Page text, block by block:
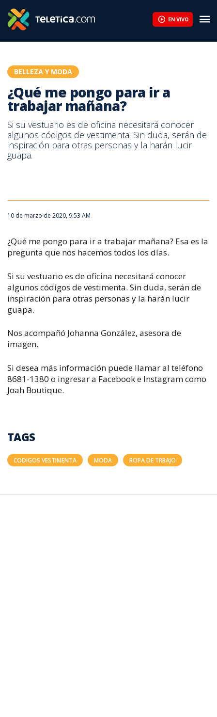
EN VIVO
BELLEZA Y MODA
¿Qué me pongo para ir a
trabajar mañana?
Si su vestuario es de oficina necesitará conocer
algunos códigos de vestimenta. Sin duda, serán de
inspiración para otras personas y la harán lucir
guapa.
10 de marzo de 2020, 9:53 AM
¿Qué me pongo para ir a trabajar mañana? Esa es la
pregunta que nos hacemos todos los días.
Si su vestuario es de oficina necesitará conocer
algunos códigos de vestimenta. Sin duda, serán de
inspiración para otras personas y la harán lucir
guapa.
Nos acompañó Johanna González, asesora de
imagen.
Si desea más información puede llamar al teléfono
8681-1380 o ingresar a Facebook e Instagram como
Joah Boutique.
TAGS
CODIGOS VESTIMENTA MODA ROPA DE TRBAJO